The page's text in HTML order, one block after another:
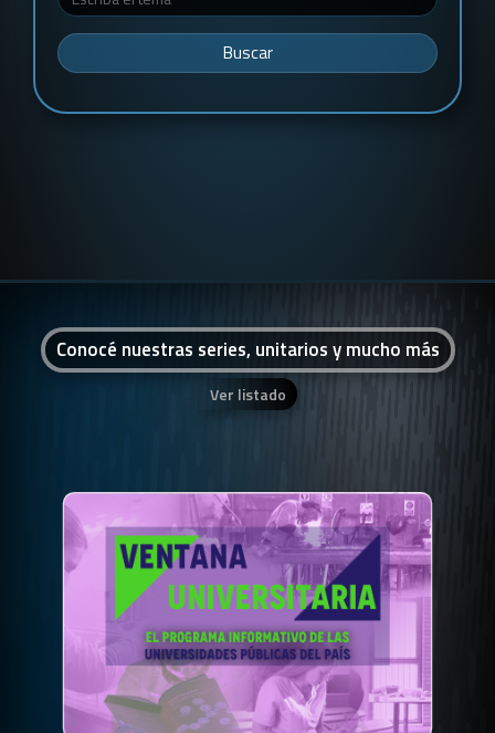
Buscar
Conocé nuestras series, unitarios y mucho más
Ver listado